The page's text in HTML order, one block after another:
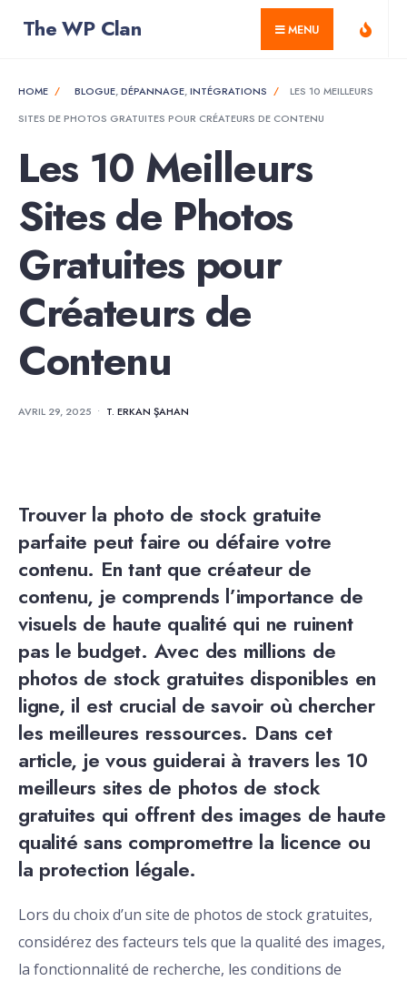
The WP Clan MENU
HOME BLOGUE,DÉPANNAGE,INTÉGRATIONS
LES 10 MEILLEURS
SITES DE PHOTOS GRATUITES POUR CRÉATEURS DE CONTENU
Les 10 Meilleurs
Sites de Photos
Gratuites pour
Créateurs de
Contenu
AVRIL 29, 2025 • T. ERKAN ŞAHAN
Trouver la photo de stock gratuite
parfaite peut faire ou défaire votre
contenu. En tant que créateur de
contenu, je comprends l’importance de
visuels de haute qualité qui ne ruinent
pas le budget. Avec des millions de
photos de stock gratuites disponibles en
ligne, il est crucial de savoir où chercher
les meilleures ressources. Dans cet
article, je vous guiderai à travers les 10
meilleurs sites de photos de stock
gratuites qui offrent des images de haute
qualité sans compromettre la licence ou
la protection légale.
Lors du choix d’un site de photos de stock gratuites,
considérez des facteurs tels que la qualité des images,
la fonctionnalité de recherche, les conditions de